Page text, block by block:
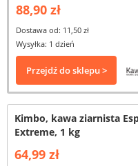
88,90 zł
Dostawa od: 11,50 zł
Wysyłka: 1 dzień
Przejdź do sklepu >
Kimbo, kawa ziarnista
Extreme, 1 kg
64,99 zł